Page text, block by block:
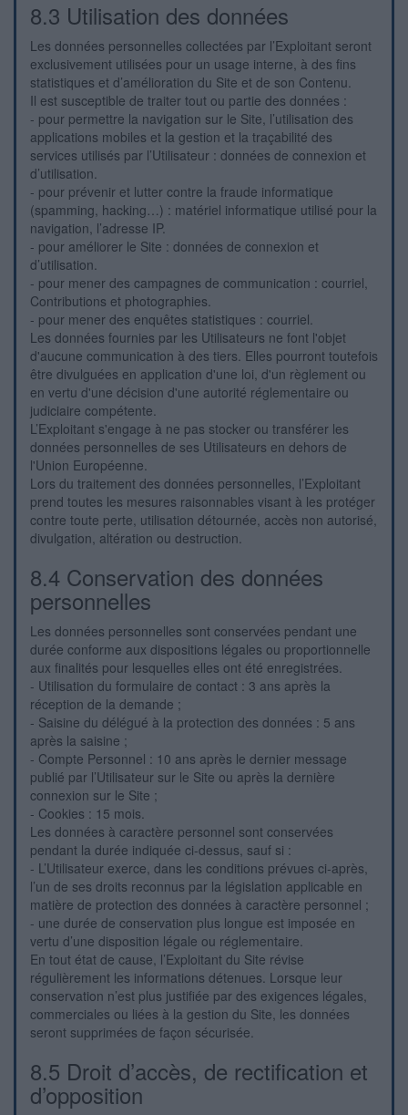
8.3 Utilisation des données
Les données personnelles collectées par l’Exploitant seront
exclusivement utilisées pour un usage interne, à des fins
statistiques et d’amélioration du Site et de son Contenu.
Il est susceptible de traiter tout ou partie des données :
- pour permettre la navigation sur le Site, l’utilisation des
applications mobiles et la gestion et la traçabilité des
services utilisés par l’Utilisateur : données de connexion et
d’utilisation.
- pour prévenir et lutter contre la fraude informatique
(spamming, hacking…) : matériel informatique utilisé pour la
navigation, l’adresse IP.
- pour améliorer le Site : données de connexion et
d’utilisation.
- pour mener des campagnes de communication : courriel,
Contributions et photographies.
- pour mener des enquêtes statistiques : courriel.
Les données fournies par les Utilisateurs ne font l'objet
d'aucune communication à des tiers. Elles pourront toutefois
être divulguées en application d'une loi, d'un règlement ou
en vertu d'une décision d'une autorité réglementaire ou
judiciaire compétente.
L’Exploitant s'engage à ne pas stocker ou transférer les
données personnelles de ses Utilisateurs en dehors de
l'Union Européenne.
Lors du traitement des données personnelles, l’Exploitant
prend toutes les mesures raisonnables visant à les protéger
contre toute perte, utilisation détournée, accès non autorisé,
divulgation, altération ou destruction.
8.4 Conservation des données
personnelles
Les données personnelles sont conservées pendant une
durée conforme aux dispositions légales ou proportionnelle
aux finalités pour lesquelles elles ont été enregistrées.
- Utilisation du formulaire de contact : 3 ans après la
réception de la demande ;
- Saisine du délégué à la protection des données : 5 ans
après la saisine ;
- Compte Personnel : 10 ans après le dernier message
publié par l’Utilisateur sur le Site ou après la dernière
connexion sur le Site ;
- Cookies : 15 mois.
Les données à caractère personnel sont conservées
pendant la durée indiquée ci-dessus, sauf si :
- L’Utilisateur exerce, dans les conditions prévues ci-après,
l’un de ses droits reconnus par la législation applicable en
matière de protection des données à caractère personnel ;
- une durée de conservation plus longue est imposée en
vertu d’une disposition légale ou réglementaire.
En tout état de cause, l’Exploitant du Site révise
régulièrement les informations détenues. Lorsque leur
conservation n’est plus justifiée par des exigences légales,
commerciales ou liées à la gestion du Site, les données
seront supprimées de façon sécurisée.
8.5 Droit d’accès, de rectification et
d’opposition